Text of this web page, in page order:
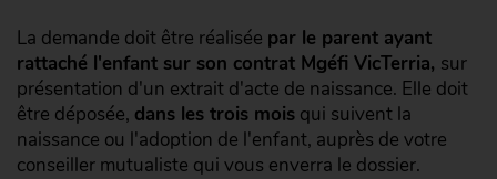
La demande doit être réalisée par le parent ayant
rattaché l'enfant sur son contrat Mgéfi VicTerria, sur
présentation d'un extrait d'acte de naissance. Elle doit
être déposée, dans les trois mois qui suivent la
naissance ou l'adoption de l'enfant, auprès de votre
conseiller mutualiste qui vous enverra le dossier.